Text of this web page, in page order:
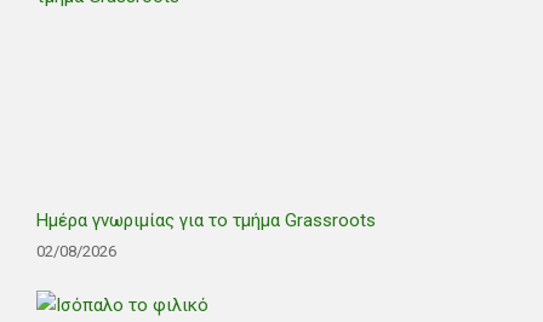
Ημέρα γνωριμίας για το τμήμα Grassroots
02/08/2026